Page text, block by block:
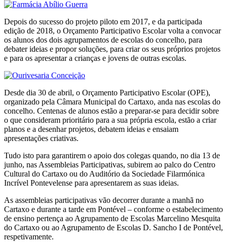
Depois do sucesso do projeto piloto em 2017, e da participada
edição de 2018, o Orçamento Participativo Escolar volta a convocar
os alunos dos dois agrupamentos de escolas do concelho, para
debater ideias e propor soluções, para criar os seus próprios projetos
e para os apresentar a crianças e jovens de outras escolas.
Desde dia 30 de abril, o Orçamento Participativo Escolar (OPE),
organizado pela Câmara Municipal do Cartaxo, anda nas escolas do
concelho. Centenas de alunos estão a preparar-se para decidir sobre
o que consideram prioritário para a sua própria escola, estão a criar
planos e a desenhar projetos, debatem ideias e ensaiam
apresentações criativas.
Tudo isto para garantirem o apoio dos colegas quando, no dia 13 de
junho, nas Assembleias Participativas, subirem ao palco do Centro
Cultural do Cartaxo ou do Auditório da Sociedade Filarmónica
Incrível Pontevelense para apresentarem as suas ideias.
As assembleias participativas vão decorrer durante a manhã no
Cartaxo e durante a tarde em Pontével – conforme o estabelecimento
de ensino pertença ao Agrupamento de Escolas Marcelino Mesquita
do Cartaxo ou ao Agrupamento de Escolas D. Sancho I de Pontével,
respetivamente.